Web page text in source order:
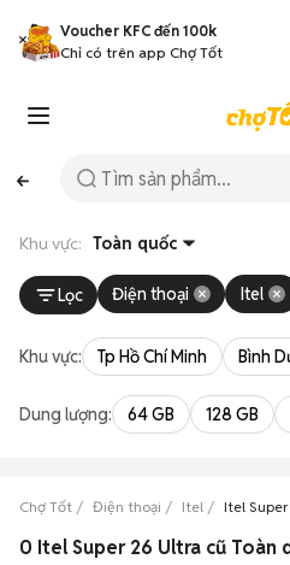
Voucher KFC đến 100k
Chỉ có trên app Chợ Tốt
Khu vực: Toàn quốc
Lọc Điện thoại Itel
Khu vực: Tp Hồ Chí Minh Bình
Dung lượng: 64 GB 128 GB
Chợ Tốt Điện thoại Itel Itel
0 Itel Super 26 Ultra cũ Toàn